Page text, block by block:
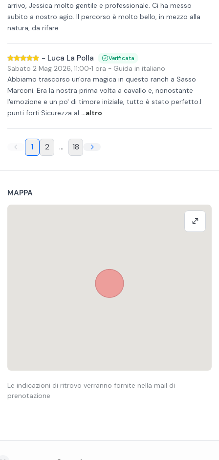
arrivo, Jessica molto gentile e professionale. Ci ha messo
subito a nostro agio. Il percorso è molto bello, in mezzo alla
natura, da rifare
- Luca La Polla Verificata
Sabato 2 Mag 2026, 11:00•1 ora - Guida in italiano
Abbiamo trascorso un'ora magica in questo ranch a Sasso
Marconi. Era la nostra prima volta a cavallo e, nonostante
l'emozione e un po' di timore iniziale, tutto è stato perfetto. ​I
punti forti: ​Sicurezza al ...altro
1 2 ... 18
MAPPA
Le indicazioni di ritrovo verranno fornite nella mail di
prenotazione